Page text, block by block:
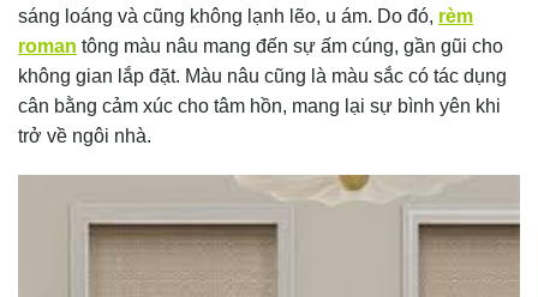
sáng loáng và cũng không lạnh lẽo, u ám. Do đó, rèm
roman tông màu nâu mang đến sự ấm cúng, gần gũi cho
không gian lắp đặt. Màu nâu cũng là màu sắc có tác dụng
cân bằng cảm xúc cho tâm hồn, mang lại sự bình yên khi
trở về ngôi nhà.